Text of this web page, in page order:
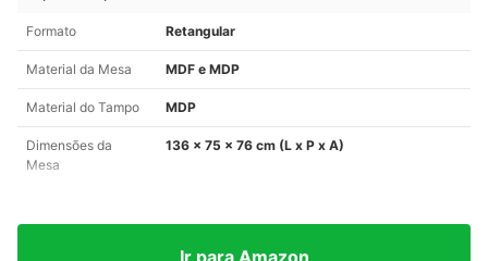
Formato Retangular
Material da Mesa MDF e MDP
Material do Tampo MDP
Dimensões da
Mesa
136 x 75 x 76 cm (L x P x A)
Ir para Amazon